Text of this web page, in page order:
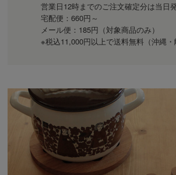
営業日12時までのご注文確定分は当日
宅配便：660円～
メール便：185円（対象商品のみ）
※税込11,000円以上で送料無料（沖縄・